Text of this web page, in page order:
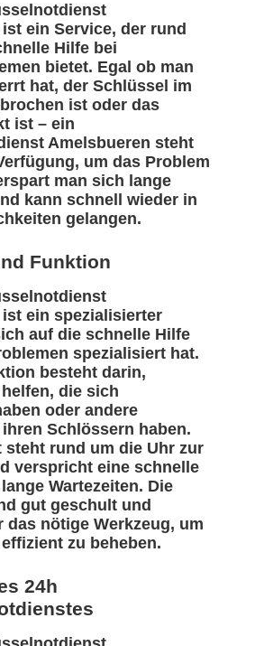
ein Service, der rund
Hilfe bei
bietet. Egal ob man
hat, der Schlüssel im
ist oder das
ist – ein
Amelsbueren steht
um das Problem
man sich lange
kann schnell wieder in
gelangen.
Funktion
ein spezialisierter
auf die schnelle Hilfe
spezialisiert hat.
besteht darin,
die sich
oder andere
Schlössern haben.
steht rund um die Uhr zur
verspricht eine schnelle
Wartezeiten. Die
gut geschult und
das nötige Werkzeug, um
zu beheben.
24h